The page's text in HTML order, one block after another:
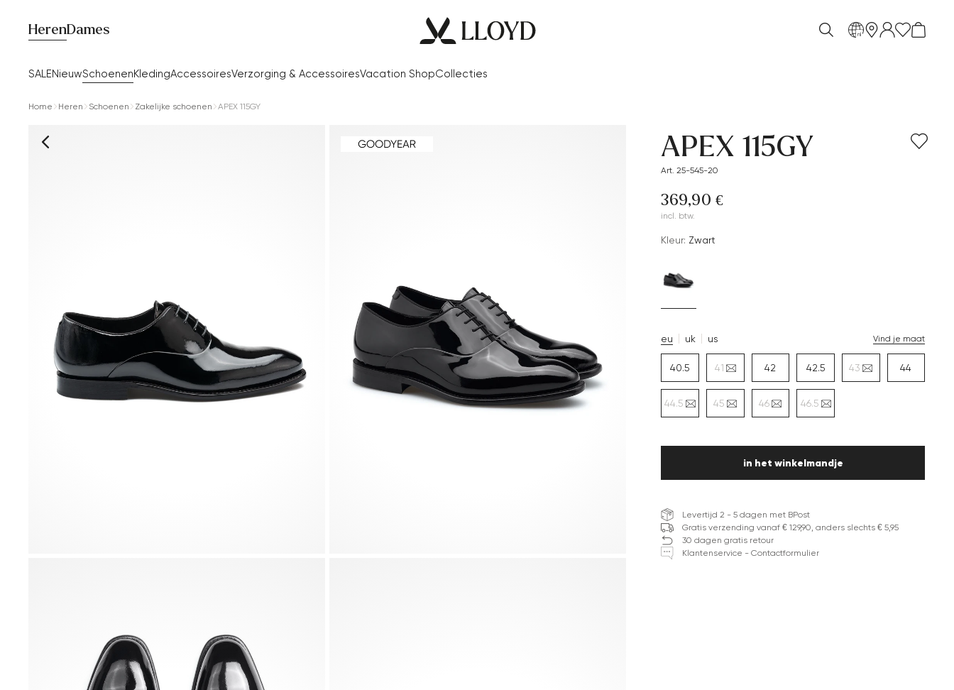
Heren
SALENieuwSchoenenKledingAccessoiresVerzorging & AccessoiresVacation ShopCollecties
Dames nl
Home Heren Schoenen Zakelijke schoenen APEX 115GY
APEX 115GY
Art. 25-545-20
369,90 €
incl. btw.
Kleur: Zwart
eu uk us Vind je maat
40.5 41 42 42.5 43 44
44.5 45 46 46.5
in het winkelmandje
Levertijd 2 - 5 dagen met BPost
Gratis verzending vanaf € 129,90, anders slechts € 5,95
30 dagen gratis retour
Klantenservice - Contactformulier